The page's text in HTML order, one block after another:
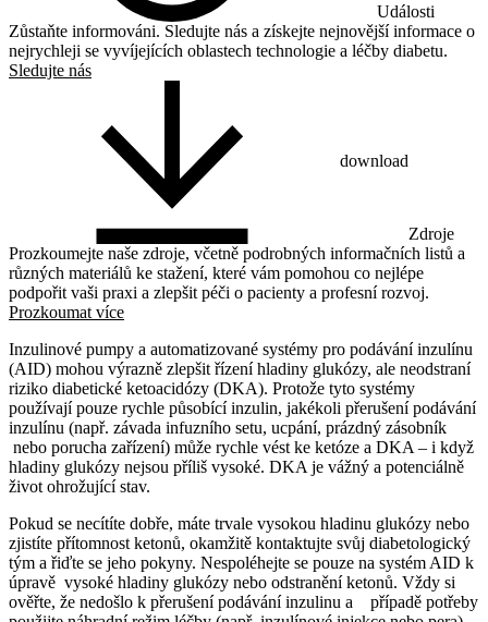
Události
Zůstaňte informováni. Sledujte nás a získejte nejnovější informace o
nejrychleji se vyvíjejících oblastech technologie a léčby diabetu.
Sledujte nás
download
Zdroje
Prozkoumejte naše zdroje, včetně podrobných informačních listů a
různých materiálů ke stažení, které vám pomohou co nejlépe
podpořit vaši praxi a zlepšit péči o pacienty a profesní rozvoj.
Prozkoumat více
Inzulinové pumpy a automatizované systémy pro podávání inzulínu
(AID) mohou výrazně zlepšit řízení hladiny glukózy, ale neodstraní
riziko diabetické ketoacidózy (DKA). Protože tyto systémy
používají pouze rychle působící inzulin, jakékoli přerušení podávání
inzulínu (např. závada infuzního setu, ucpání, prázdný zásobník
nebo porucha zařízení) může rychle vést ke ketóze a DKA – i když
hladiny glukózy nejsou příliš vysoké. DKA je vážný a potenciálně
život ohrožující stav.
Pokud se necítíte dobře, máte trvale vysokou hladinu glukózy nebo
zjistíte přítomnost ketonů, okamžitě kontaktujte svůj diabetologický
tým a řiďte se jeho pokyny. Nespoléhejte se pouze na systém AID k
úpravě vysoké hladiny glukózy nebo odstranění ketonů. Vždy si
ověřte, že nedošlo k přerušení podávání inzulinu a případě potřeby